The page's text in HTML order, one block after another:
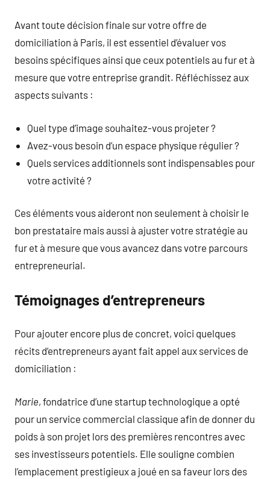
Avant toute décision finale sur votre offre de
domiciliation à Paris, il est essentiel d’évaluer vos
besoins spécifiques ainsi que ceux potentiels au fur et à
mesure que votre entreprise grandit. Réfléchissez aux
aspects suivants :
Quel type d’image souhaitez-vous projeter ?
Avez-vous besoin d’un espace physique régulier ?
Quels services additionnels sont indispensables pour
votre activité ?
Ces éléments vous aideront non seulement à choisir le
bon prestataire mais aussi à ajuster votre stratégie au
fur et à mesure que vous avancez dans votre parcours
entrepreneurial.
Témoignages d’entrepreneurs
Pour ajouter encore plus de concret, voici quelques
récits d’entrepreneurs ayant fait appel aux services de
domiciliation :
Marie, fondatrice d’une startup technologique a opté
pour un service commercial classique afin de donner du
poids à son projet lors des premières rencontres avec
ses investisseurs potentiels. Elle souligne combien
l’emplacement prestigieux a joué en sa faveur lors des